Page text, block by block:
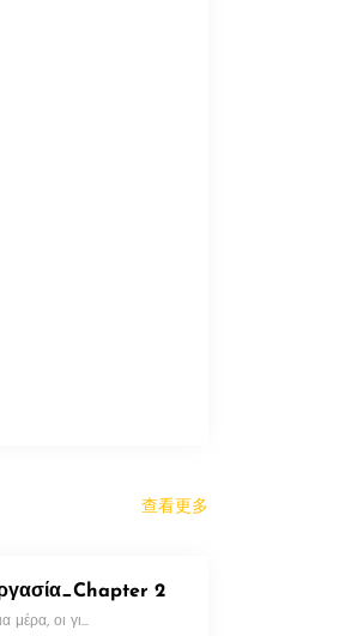
查看更多
2
μέρα, οι γι...